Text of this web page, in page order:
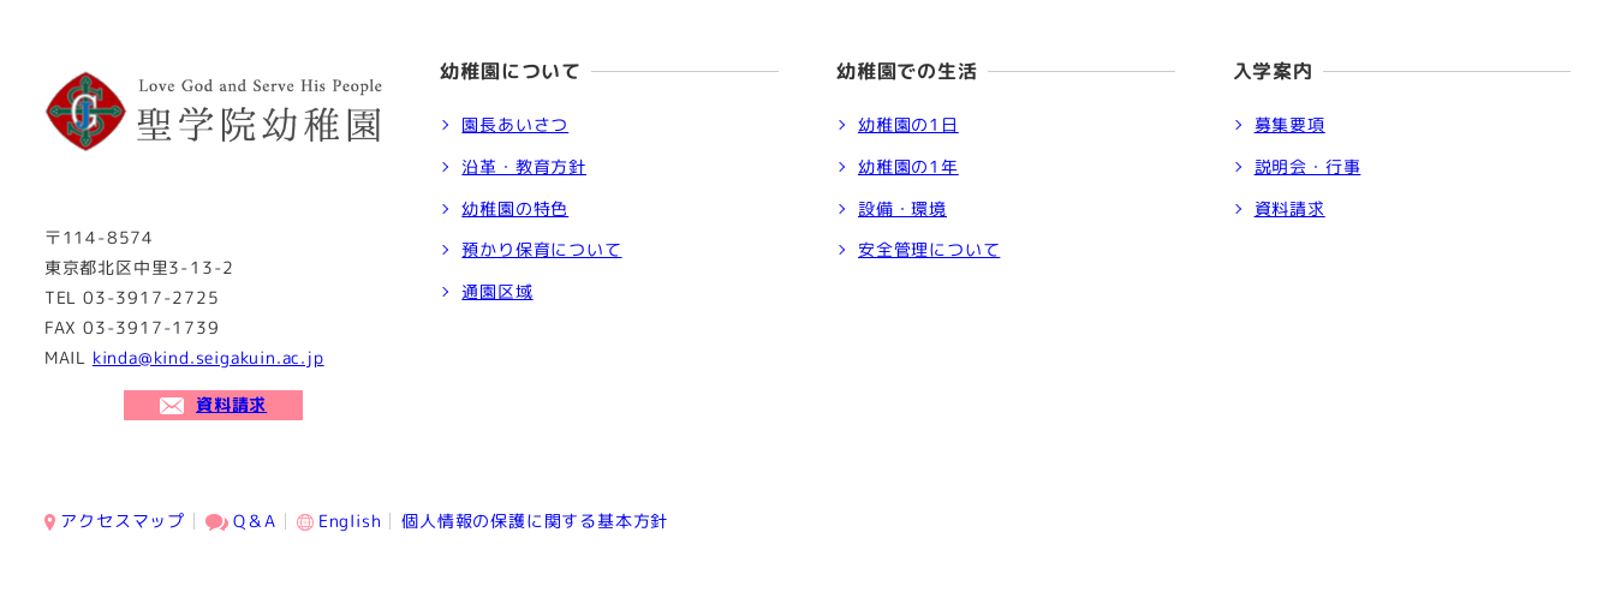
〒114-8574
東京都北区中里3-13-2
TEL 03-3917-2725
FAX 03-3917-1739
MAIL kinda@kind.seigakuin.ac.jp
資料請求
幼稚園について
園長あいさつ
沿革・教育方針
幼稚園の特色
預かり保育について
通園区域
幼稚園での生活
幼稚園の1日
幼稚園の1年
設備・環境
安全管理について
入学案内
募集要項
説明会・行事
資料請求
アクセスマップ Q＆A English 個人情報の保護に関する基本方針